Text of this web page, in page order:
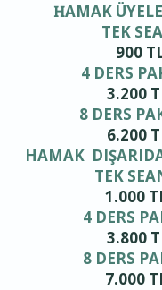
HAMAK
TEK
900
4 DERS
3.200
8 DERS
6.200
HAMAK
TEK
1.000
4 DERS
3.800
8 DERS
7.000